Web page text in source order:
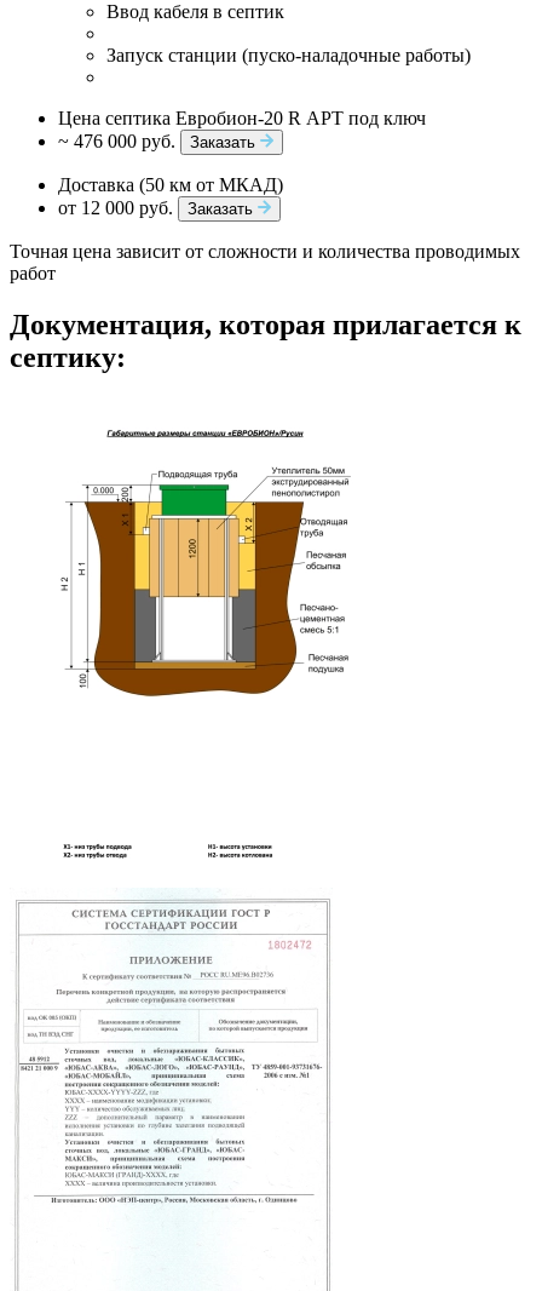
Ввод кабеля в септик
Запуск станции (пуско-наладочные работы)
Цена септика Евробион-20 R АРТ под ключ
~ 476 000 руб.
Заказать
Доставка (50 км от МКАД)
от 12 000 руб.
Заказать
Точная цена зависит от сложности и количества проводимых
работ
Документация, которая прилагается к
септику: